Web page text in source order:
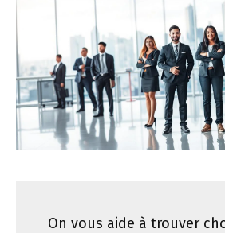
On vous aide à trouver